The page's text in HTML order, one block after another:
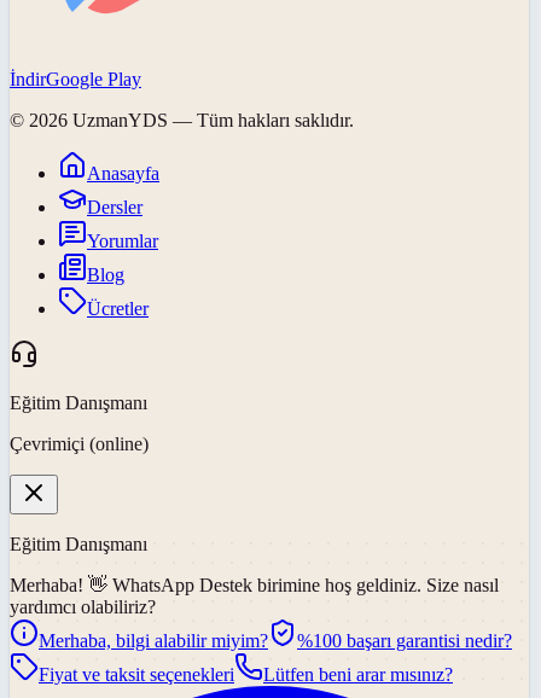
İndirGoogle Play
© 2026 UzmanYDS — Tüm hakları saklıdır.
Anasayfa
Dersler
Yorumlar
Blog
Ücretler
Eğitim Danışmanı
Çevrimiçi (online)
Eğitim Danışmanı
Merhaba! 👋 WhatsApp Destek birimine hoş geldiniz. Size nasıl
yardımcı olabiliriz?
Merhaba, bilgi alabilir miyim?
%100 başarı garantisi nedir?
Fiyat ve taksit seçenekleri
Lütfen beni arar mısınız?